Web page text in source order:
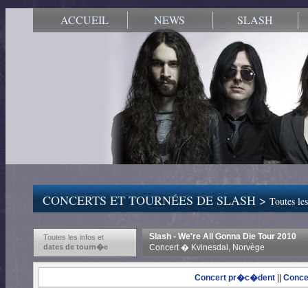
ACCUEIL NEWS SLASH
CONCERTS ET TOURNÉES DE SLASH >Toutes
Toutes les infos et
dates de tourn�e
Slash - We're All Gonna Die Tour 2010
Concert � Kvinesdal, Norvège
Concert pr�c�dent